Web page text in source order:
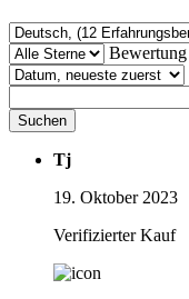
Bewertung
Suchen
Tj
19. Oktober 2023
Verifizierter Kauf